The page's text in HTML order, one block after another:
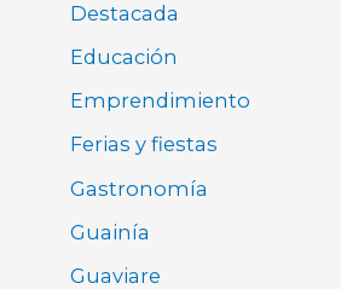
Destacada
Educación
Emprendimiento
Ferias y fiestas
Gastronomía
Guainía
Guaviare